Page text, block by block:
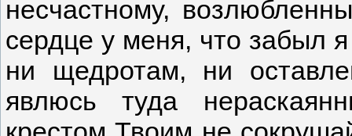
несчастному,
сердце у меня, что забыл
ни щедротам, ни
явлюсь туда